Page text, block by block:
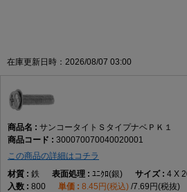
在庫更新日時：2026/08/07 03:00
サンコータイトＳタイプナベＰＫ１
300070070040020001
この商品の詳細はコチラ
鉄
ﾕﾆｸﾛ(銀) 4 X
800
8.45円(税込) 7.69円(税抜)